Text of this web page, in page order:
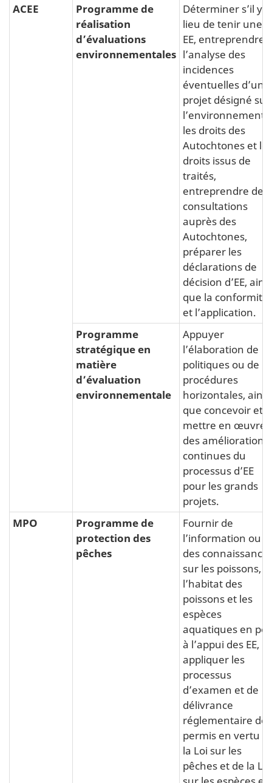
ACEE
Programme de
réalisation
d’évaluations
environnementales
Déterminer s’il y a
lieu de tenir une
EE, entreprendre
l’analyse des
incidences
éventuelles d’un
projet désigné sur
l’environnement,
les droits des
Autochtones et les
droits issus de
traités,
entreprendre des
consultations
auprès des
Autochtones,
préparer les
déclarations de
décision d’EE, ainsi
que la conformité
et l’application.
Programme
stratégique en
matière
d’évaluation
environnementale
Appuyer
l’élaboration de
politiques ou de
procédures
horizontales, ainsi
que concevoir et
mettre en œuvre
des améliorations
continues du
processus d’EE
pour les grands
projets.
MPO
Programme de
protection des
pêches
Fournir de
l’information ou
des
sur les poissons,
l’habitat des
poissons et les
espèces
aquatiques en
à l’appui des EE,
appliquer les
processus
d’examen et de
délivrance
réglementaire de
permis en vertu
la Loi sur les
pêches et de la Loi